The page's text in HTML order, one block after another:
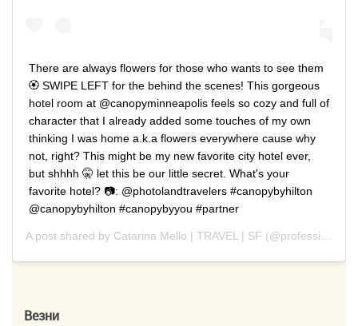
There are always flowers for those who wants to see them
🏵️ SWIPE LEFT for the behind the scenes! This gorgeous
hotel room at @canopyminneapolis feels so cozy and full of
character that I already added some touches of my own
thinking I was home a.k.a flowers everywhere cause why
not, right? This might be my new favorite city hotel ever,
but shhhh 🤫 let this be our little secret. What's your
favorite hotel? 📷: @photolandtravelers #canopybyhilton
@canopybyhilton #canopybyyou #partner
A post shared by Catarina Mello | TRAVEL | SF (@professionaltraveler) on
Везни